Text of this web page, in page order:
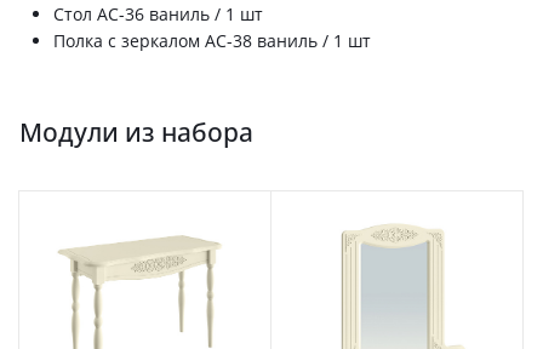
Стол АС-36 ваниль / 1 шт
Полка с зеркалом АС-38 ваниль / 1 шт
Модули из набора